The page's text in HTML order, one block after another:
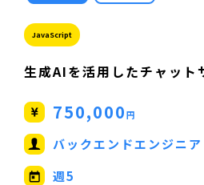
JavaScript
生成AIを活用したチャット
750,000円
バックエンドエンジニア
週5